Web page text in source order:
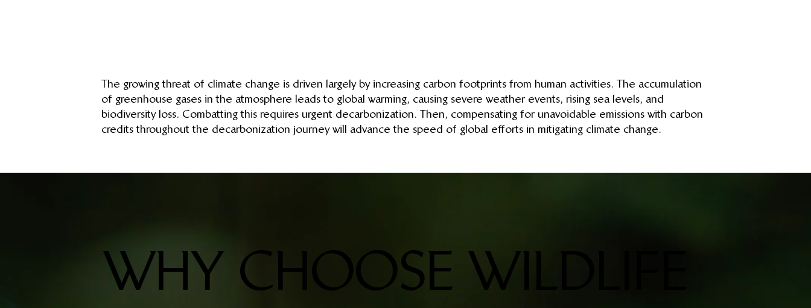
WHY CHOOSE WILDLIFE
The growing threat of climate change is driven largely by increasing carbon footprints from human activities. The accumulation
of greenhouse gases in the atmosphere leads to global warming, causing severe weather events, rising sea levels, and
biodiversity loss. Combatting this requires urgent decarbonization. Then, compensating for unavoidable emissions with carbon
credits throughout the decarbonization journey will advance the speed of global efforts in mitigating climate change.